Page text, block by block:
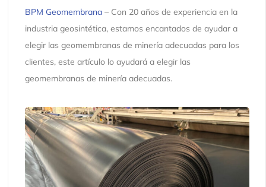
BPM Geomembrana– Con 20 años de experiencia en la
industria geosintética, estamos encantados de ayudar a
elegir las geomembranas de minería adecuadas para los
clientes, este artículo lo ayudará a elegir las
geomembranas de minería adecuadas.